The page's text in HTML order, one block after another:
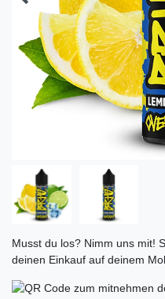
Musst du los? Nimm uns mit!
deinen Einkauf auf deinem